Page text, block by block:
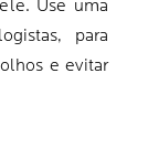
Use uma
para
e evitar